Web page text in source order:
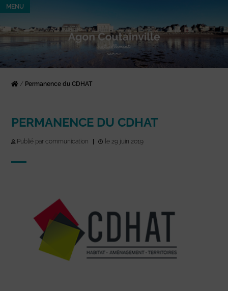
MENU
/ Permanence du CDHAT
PERMANENCE DU CDHAT
Publié par communication le 29 juin 2019